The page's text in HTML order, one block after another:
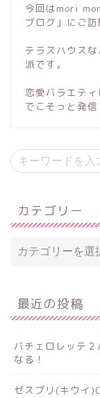
今回はmori
ブログ」にご
テラスハウス
派です。
恋愛バラエテ
でこそっと発信
カテゴリー
最近の投稿
バチェロレッテ
なる！
ゼスプリ(キウイ